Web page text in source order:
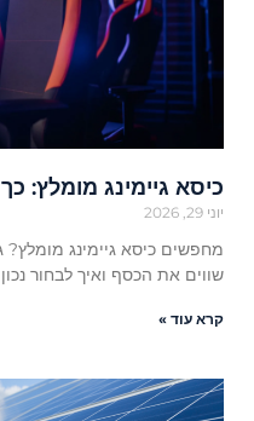
כיסא גיימינג מומלץ: כך
יוני 29, 2026
מחפשים כיסא גיימינג מומלץ?
שווים את הכסף ואיך לבחור נכון
קרא עוד »